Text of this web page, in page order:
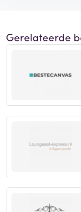
Gerelateerde